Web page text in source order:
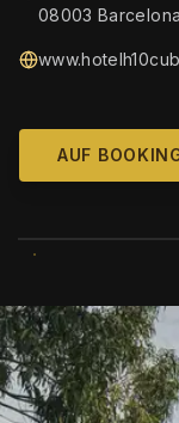
08003 Barcelona
AUF